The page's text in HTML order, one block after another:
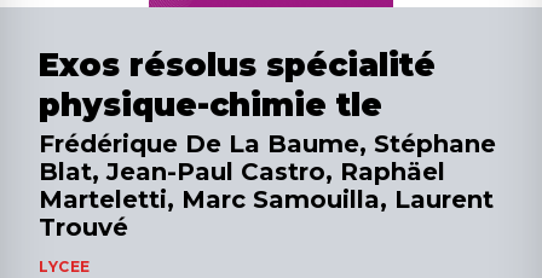
Exos résolus spécialité
physique-chimie tle
Frédérique De La Baume, Stéphane
Blat, Jean-Paul Castro, Raphäel
Marteletti, Marc Samouilla, Laurent
Trouvé
LYCEE